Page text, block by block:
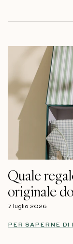
Quale
originale
7 luglio 2026
PER SAPERNE DI